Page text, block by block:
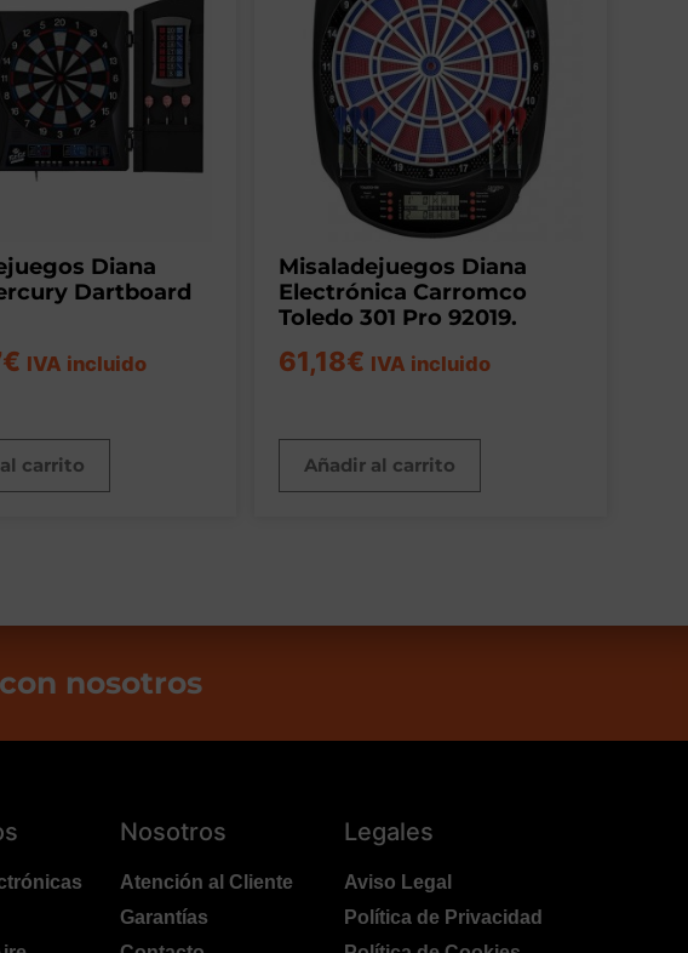
Diana
Dartboard
€ IVA incluido
carrito
Misaladejuegos Diana
Electrónica Carromco
Toledo 301 Pro 92019.
61,18€ IVA incluido
Añadir al carrito
nosotros
Nosotros
Atención al Cliente
Garantías
Legales
Aviso Legal
Política de Privacidad